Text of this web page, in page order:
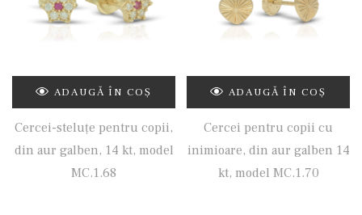
ADAUGĂ ÎN COȘ
Cercei-steluțe pentru copii,
din aur galben, 14 kt, model
MC.1.68
ADAUGĂ ÎN COȘ
Cercei pentru copii cu
inimioare, din aur galben 14
kt, model MC.1.70